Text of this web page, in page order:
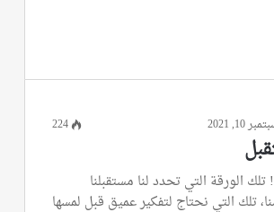
10, 2021
224
الورقة التي تحدد لنا مستقبلنا
تلك التي نحتاج لتفكير عميق قبل لمسها